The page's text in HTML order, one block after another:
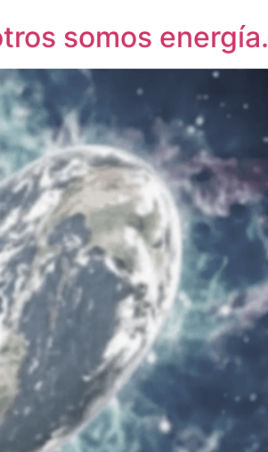
somos energía.